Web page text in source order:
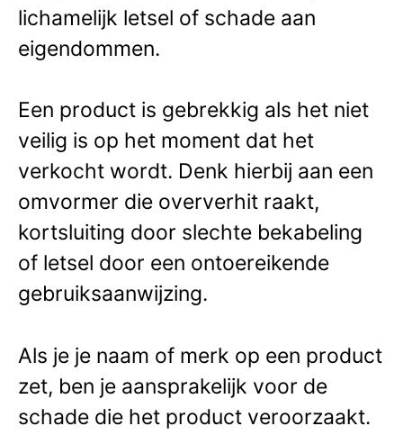
lichamelijk letsel of schade aan
eigendommen.
Een product is gebrekkig als het niet
veilig is op het moment dat het
verkocht wordt. Denk hierbij aan een
omvormer die oververhit raakt,
kortsluiting door slechte bekabeling
of letsel door een ontoereikende
gebruiksaanwijzing.
Als je je naam of merk op een product
zet, ben je aansprakelijk voor de
schade die het product veroorzaakt.